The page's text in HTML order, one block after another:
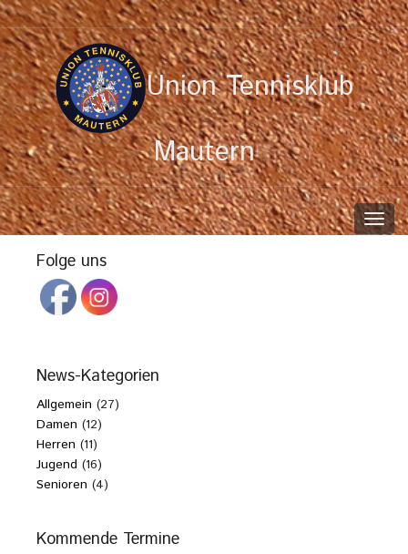
Union Tennisklub
Mautern
Folge uns
News-Kategorien
Allgemein (27)
Damen (12)
Herren (11)
Jugend (16)
Senioren (4)
Kommende Termine